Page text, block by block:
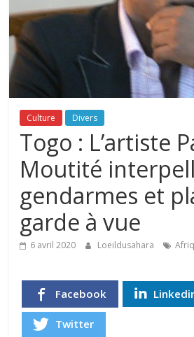
Culture Divers
Togo : L’artiste
Moutité
gendarmes et
garde à vue
6 avril 2020 Loeildusahara
Facebook
Twitter